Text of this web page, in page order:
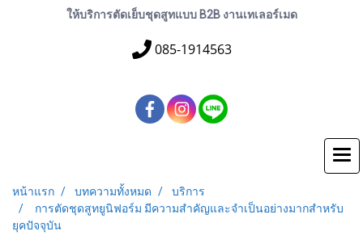
ให้บริการตัดเย็บชุดสูทแบบ B2B งานเทเลอร์เมด
085-1914563
หน้าแรก บทความทั้งหมด
บริการ
การตัดชุดสูทยูนิฟอร์ม มีความสำคัญและจำเป็นอย่างมากสำหรับ
ยุคปัจจุบัน